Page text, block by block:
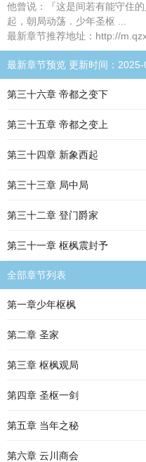
他曾说：『这是间若有能守住
起，朝局动荡．少年圣枢 ...
最新章节推荐地址：http://
最新章节预览 更新时间：
第三十六章 帝都之变下
第三十五章 帝都之变上
第三十四章 新象西起
第三十三章 局中局
第三十二章 登门爵家
第三十一章 枢枫震封予
全部章节列表
第一章少年枢枫
第二章 圣家
第三章 枢枫观局
第四章 圣枢一剑
第五章 当年之秘
第六章 云川商会